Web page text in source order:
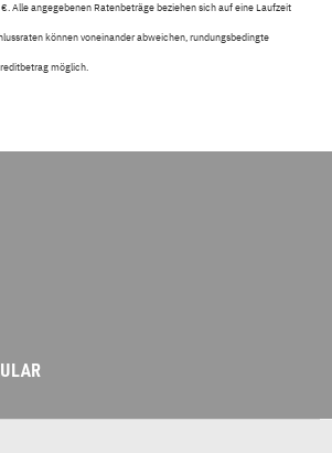
Alle angegebenen Ratenbeträge beziehen sich auf eine Laufzeit
können voneinander abweichen, rundungsbedingte
möglich.